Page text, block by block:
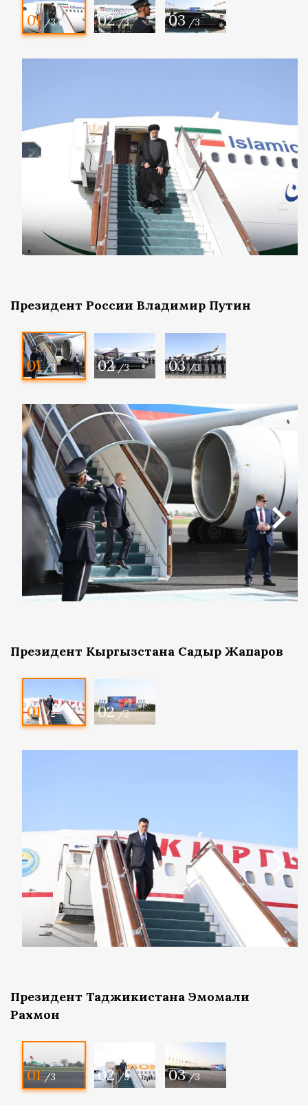
01 /3 02 /3 03 /3
Президент России Владимир Путин
01 /3 02 /3 03 /3
Президент Кыргызстана Садыр Жапаров
01 /2 02 /2
Президент Таджикистана Эмомали
Рахмон
01 /3 02 /3 03 /3